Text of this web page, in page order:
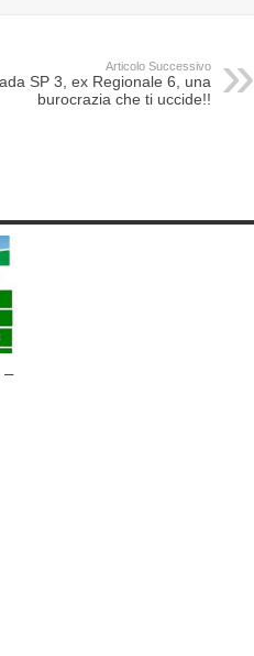
Articolo Successivo
SP 3, ex Regionale 6, una
burocrazia che ti uccide!!
–